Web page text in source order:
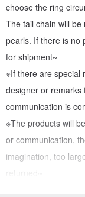
choose the ring
The tail chain will
pearls. If there is no
for shipment~
※If there are special
designer or
communication is
※The products will
or communication,
imagination, too
returned~